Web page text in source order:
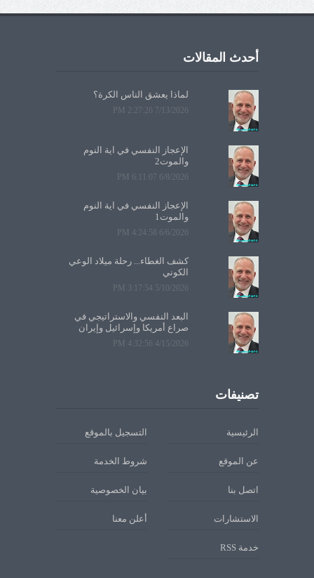
أحدث المقالات
لماذا يعشق الناس الكرة؟
7/13/2026 2:27:26 PM
الإعجاز النفسي في آية النوم
والموت2
6/8/2026 6:11:07 PM
الإعجاز النفسي في آية النوم
والموت1
6/6/2026 4:24:58 PM
كشف الغطاء... رحلة ميلاد الوعي
الكوني
5/10/2026 3:17:54 PM
البعد النفسي والاستراتيجي في
صراع أمريكا وإسرائيل وإيران
4/15/2026 4:32:56 PM
تصنيفات
الرئيسية التسجيل بالموقع
عن الموقع شروط الخدمة
اتصل بنا بيان الخصوصية
الاستشارات أعلن معنا
خدمة RSS